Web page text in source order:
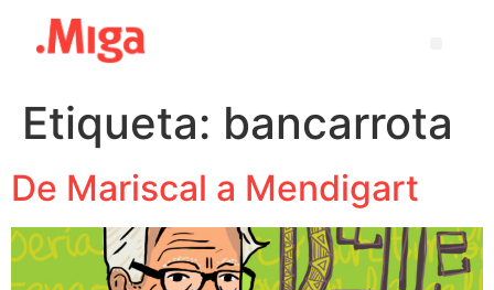
Etiqueta: bancarrota
De Mariscal a Mendigart